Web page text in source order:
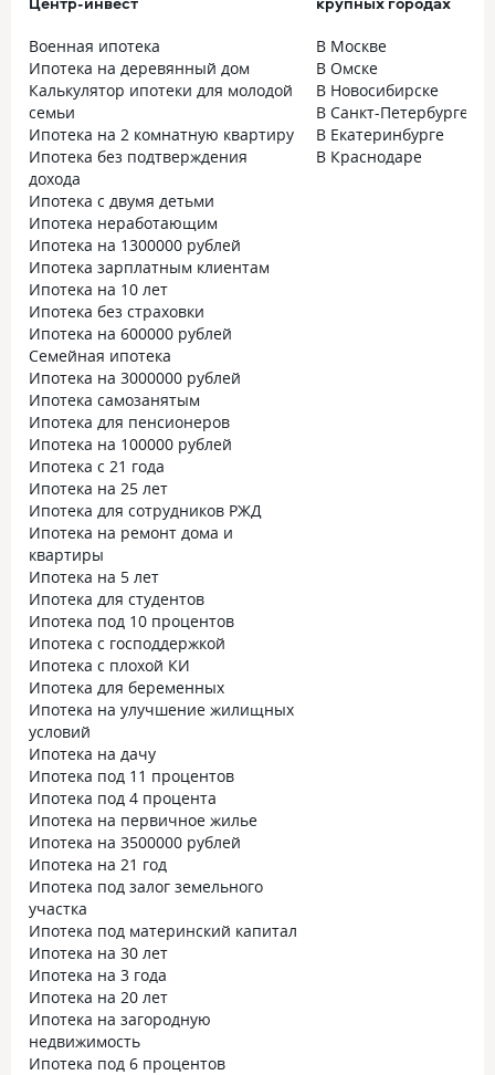
Военная ипотека
Ипотека на деревянный дом
Калькулятор ипотеки для молодой
семьи
Ипотека на 2 комнатную квартиру
Ипотека без подтверждения
дохода
Ипотека с двумя детьми
Ипотека неработающим
Ипотека на 1300000 рублей
Ипотека зарплатным клиентам
Ипотека на 10 лет
Ипотека без страховки
Ипотека на 600000 рублей
Семейная ипотека
Ипотека на 3000000 рублей
Ипотека самозанятым
Ипотека для пенсионеров
Ипотека на 100000 рублей
Ипотека с 21 года
Ипотека на 25 лет
Ипотека для сотрудников РЖД
Ипотека на ремонт дома и
квартиры
Ипотека на 5 лет
Ипотека для студентов
Ипотека под 10 процентов
Ипотека с господдержкой
Ипотека с плохой КИ
Ипотека для беременных
Ипотека на улучшение жилищных
условий
Ипотека на дачу
Ипотека под 11 процентов
Ипотека под 4 процента
Ипотека на первичное жилье
Ипотека на 3500000 рублей
Ипотека на 21 год
Ипотека под залог земельного
участка
Ипотека под материнский капитал
Ипотека на 30 лет
Ипотека на 3 года
Ипотека на 20 лет
Ипотека на загородную
недвижимость
Ипотека под 6 процентов
В Москве
В Омске
В Новосибирске
В Санкт-Петербурге
В Екатеринбурге
В Краснодаре